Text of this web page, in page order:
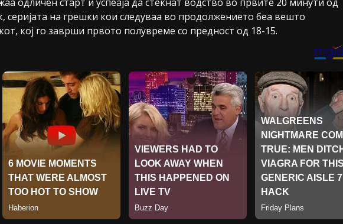
серијата на грешки кои следуваа во продолжението беа вешто
кој го заврши првото полувреме со предност од 18-15.